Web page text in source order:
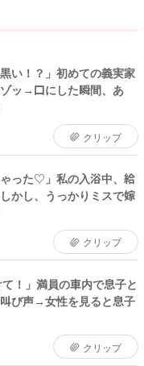
い！？」初めての義実家
ッ→口にした瞬間、あ
クリップ
ゃった♡」私の入浴中、給
かし、うっかりミスで嫁
クリップ
！」満員の車内で息子と
び声→女性を見ると息子
クリップ